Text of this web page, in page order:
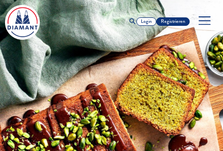
Login Registrieren